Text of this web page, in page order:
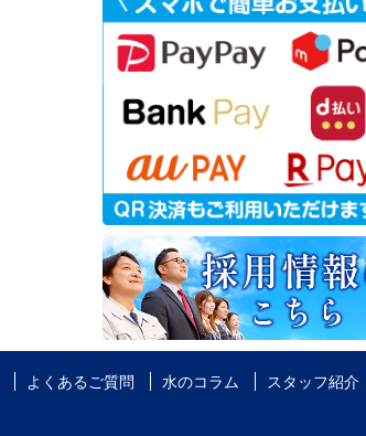
よくあるご質問 水のコラム
スタッフ紹介